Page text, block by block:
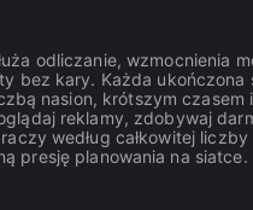
odliczanie, wzmocnienia
bez kary. Każda
nasion, krótszym
reklamy, zdobywaj
według całkowitej
presję planowania na siatce.